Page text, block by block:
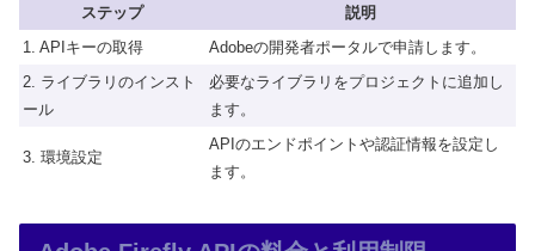
ステップ
説明
1. APIキーの取得
Adobeの開発者ポータルで申請します。
2. ライブラリのインスト
ール
必要なライブラリをプロジェクトに追加し
ます。
3. 環境設定
APIのエンドポイントや認証情報を設定し
ます。